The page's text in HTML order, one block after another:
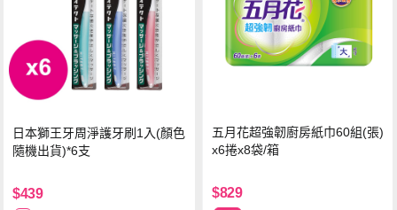
日本獅王牙周淨護牙刷1入(顏色
隨機出貨)*6支
$439
五月花超強韌廚房紙巾60組(張)
x6捲x8袋/箱
$829